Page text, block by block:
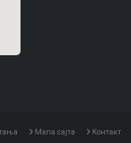
Мапа сајта Контакт